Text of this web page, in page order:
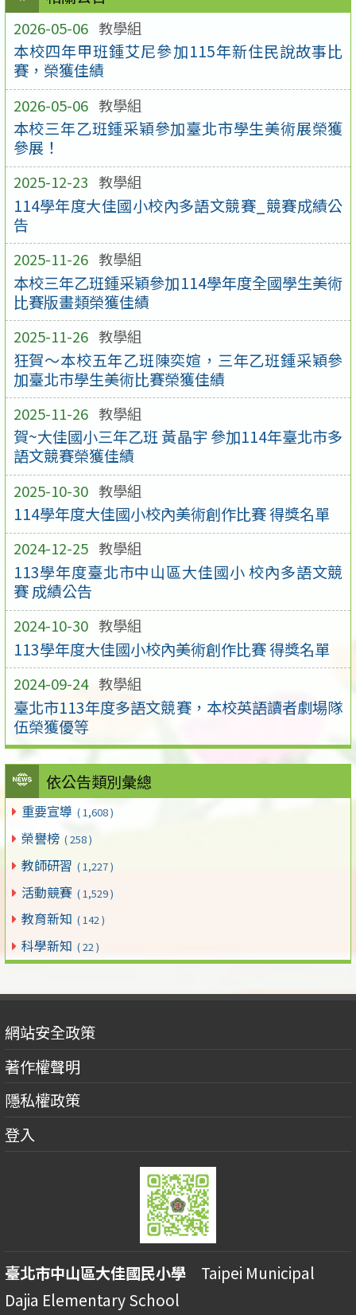
2026-05-06 教學組
本校四年甲班鍾艾尼參加115年新住民說故事比
賽，榮獲佳績
2026-05-06 教學組
本校三年乙班鍾采穎參加臺北市學生美術展榮獲
參展！
2025-12-23 教學組
114學年度大佳國小校內多語文競賽_競賽成績公
告
2025-11-26 教學組
本校三年乙班鍾采穎參加114學年度全國學生美術
比賽版畫類榮獲佳績
2025-11-26 教學組
狂賀～本校五年乙班陳奕媗，三年乙班鍾采穎參
加臺北市學生美術比賽榮獲佳績
2025-11-26 教學組
賀~大佳國小三年乙班 黃晶宇 參加114年臺北市多
語文競賽榮獲佳績
2025-10-30 教學組
114學年度大佳國小校內美術創作比賽 得獎名單
2024-12-25 教學組
113學年度臺北市中山區大佳國小 校內多語文競
賽 成績公告
2024-10-30 教學組
113學年度大佳國小校內美術創作比賽 得獎名單
2024-09-24 教學組
臺北市113年度多語文競賽，本校英語讀者劇場隊
伍榮獲優等
依公告類別彙總
重要宣導 ( 1,608 )
榮譽榜 ( 258 )
教師研習 ( 1,227 )
活動競賽 ( 1,529 )
教育新知 ( 142 )
科學新知 ( 22 )
網站安全政策
著作權聲明
隱私權政策
登入
臺北市中山區大佳國民小學 Taipei Municipal
Dajia Elementary School